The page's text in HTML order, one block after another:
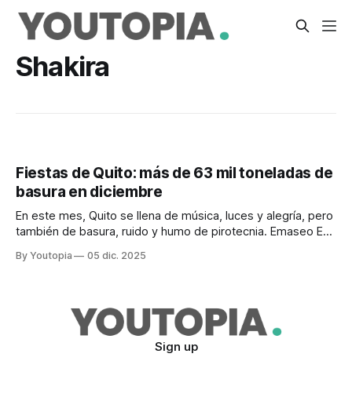
Shakira
Fiestas de Quito: más de 63 mil toneladas de
basura en diciembre
En este mes, Quito se llena de música, luces y alegría, pero
también de basura, ruido y humo de pirotecnia. Emaseo EP
By Youtopia 05 dic. 2025
Sign up